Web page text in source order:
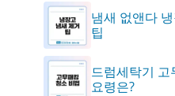
냄새 없앤다
팁
드럼세탁기 고
요령은?